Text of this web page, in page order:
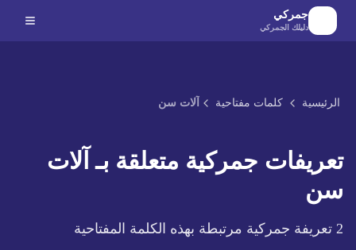
الانتقال إلى المحتوى الرئيسي
جمركي
دليلك الجمركي
الرئيسية كلمات مفتاحية آلات سن
تعريفات جمركية متعلقة بـ آلات
سن
2 تعريفة جمركية مرتبطة بهذه الكلمة المفتاحية